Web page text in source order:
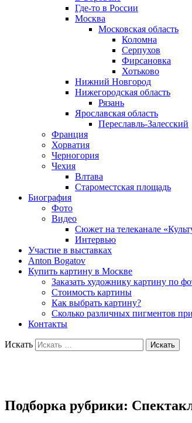
Где-то в России
Москва
Московская область
Коломна
Серпухов
Фирсановка
Хотьково
Нижний Новгород
Нижегородская область
Рязань
Ярославская область
Переславль-Залесский
Франция
Хорватия
Черногория
Чехия
Влтава
Староместская площадь
Биография
Фото
Видео
Сюжет на телеканале
Интервью
Участие в выставках
Anton Bogatov
Купить картину в Москве
Заказать художнику картину по
Стоимость картины
Как выбрать картину?
Сколько различных пигментов
Контакты
Искать
Подборка рубрики: